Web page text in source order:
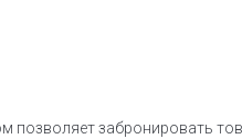
позволяет забронировать